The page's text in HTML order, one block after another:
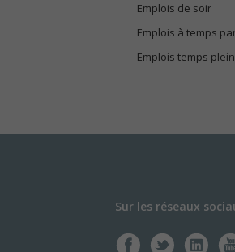
Emplois de soir
Emplois à temps
Emplois temps plein
Sur les réseaux